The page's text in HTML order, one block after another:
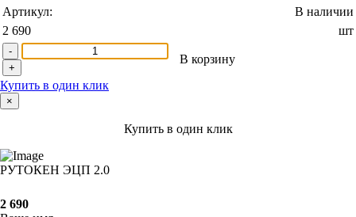
Артикул:
В наличии
2 690
шт
-
+
В корзину
Купить в один клик
×
Купить в один клик
РУТОКЕН ЭЦП 2.0
2 690